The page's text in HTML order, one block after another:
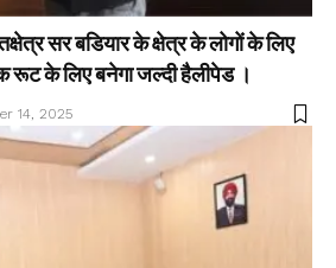
सर बडियार के क्षेत्र के लोगों के लिए
के लिए बनेगा जल्दी हैलीपेड ।
14, 2025